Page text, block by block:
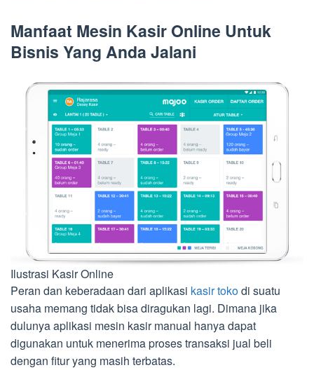
Manfaat Mesin Kasir Online Untuk
Bisnis Yang Anda Jalani
Ilustrasi Kasir Online
Peran dan keberadaan dari aplikasi kasir tokodi suatu
usaha memang tidak bisa diragukan lagi. Dimana jika
dulunya aplikasi mesin kasir manual hanya dapat
digunakan untuk menerima proses transaksi jual beli
dengan fitur yang masih terbatas.